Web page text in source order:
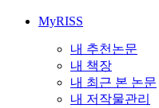
MyRISS
내 추천논문
내 책장
내 최근 본 논문
내 저작물관리